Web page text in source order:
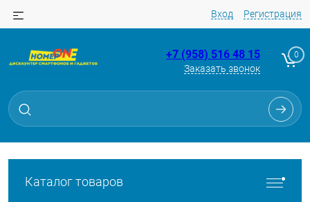
Вход Регистрация
+7 (958) 516 48 15
Заказать звонок
0
Каталог товаров
Для клиентов всех банков
Разбейте
без переплат